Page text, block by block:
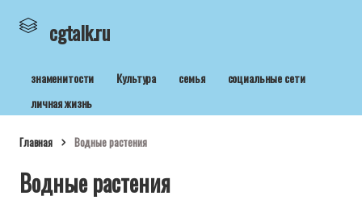
cgtalk.ru
знаменитости Культура семья
социальные сети
личная жизнь
Главная Водные растения
Водные растения